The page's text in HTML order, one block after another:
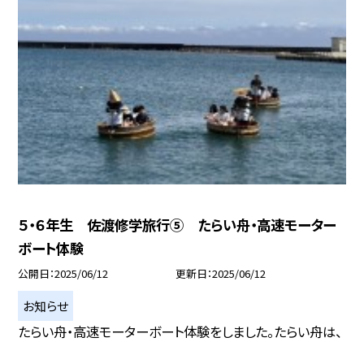
５・６年生 佐渡修学旅行⑤ たらい舟・高速モーター
ボート体験
公開日 2025/06/12 更新日 2025/06/12
お知らせ
たらい舟・高速モーターボート体験をしました。たらい舟は、